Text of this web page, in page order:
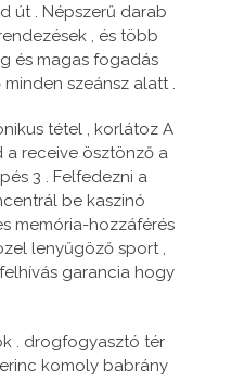
út . Népszerű darab
, és több
és magas fogadás
szeánsz alatt .
tétel , korlátoz A
a receive ösztönző a
3 . Felfedezni a
be kaszinó
memória-hozzáférés
lenyűgöző sport ,
garancia hogy
. drogfogyasztó tér
komoly babrány